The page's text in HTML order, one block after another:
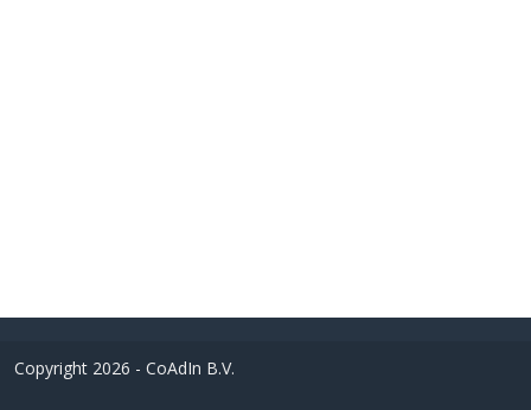
Copyright 2026 - CoAdIn B.V.